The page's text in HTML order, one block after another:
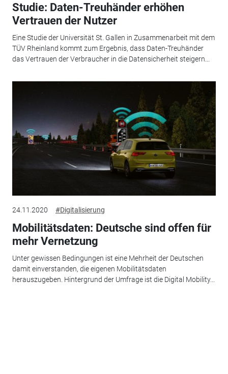
Studie: Daten-Treuhänder erhöhen
Vertrauen der Nutzer
Eine Studie der Universität St. Gallen in Zusammenarbeit mit dem
TÜV Rheinland kommt zum Ergebnis, dass Daten-Treuhänder
das Vertrauen der Verbraucher in die Datensicherheit steigern...
24.11.2020 #Digitalisierung
Mobilitätsdaten: Deutsche sind offen für
mehr Vernetzung
Unter gewissen Bedingungen ist eine Mehrheit der Deutschen
damit einverstanden, die eigenen Mobilitätsdaten
herauszugeben. Hintergrund der Umfrage ist die Digital Mobility...